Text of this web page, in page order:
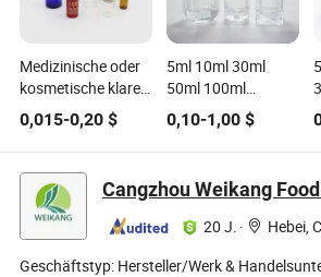
Medizinische oder
kosmetische klare
und
bernsteinfarbene
röhrenförmige oder
geformte
Glasflaschen
0,015-0,20 $
5ml 10ml 30ml
50ml 100ml
Kosmetische
Parfüm
Glasflasche Vial
0,10-1,00$
20 J. ·
Hebei,
Geschäftstyp: Hersteller/Werk &